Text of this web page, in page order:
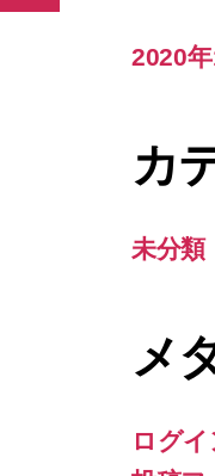
2020年
カ
未分類
メ
ログイ